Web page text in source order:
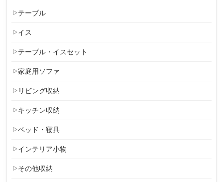
テーブル
イス
テーブル・イスセット
家庭用ソファ
リビング収納
キッチン収納
ベッド・寝具
インテリア小物
その他収納